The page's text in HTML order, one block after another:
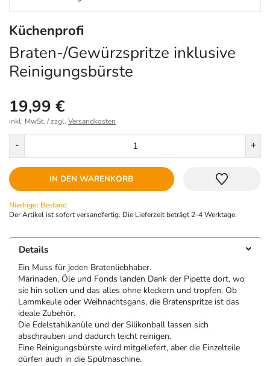
Küchenprofi
Braten-/Gewürzspritze inklusive
Reinigungsbürste
19,99 €
inkl. MwSt. / zzgl. Versandkosten
- +
IN DEN WARENKORB
Niedriger Bestand
Der Artikel ist sofort versandfertig. Die Lieferzeit beträgt 2-4 Werktage.
Details
Ein Muss für jeden Bratenliebhaber.
Marinaden, Öle und Fonds landen Dank der Pipette dort, wo
sie hin sollen und das alles ohne kleckern und tropfen. Ob
Lammkeule oder Weihnachtsgans, die Bratenspritze ist das
ideale Zubehör.
Die Edelstahlkanüle und der Silikonball lassen sich
abschrauben und dadurch leicht reinigen.
Eine Reinigungsbürste wird mitgeliefert, aber die Einzelteile
dürfen auch in die Spülmaschine.